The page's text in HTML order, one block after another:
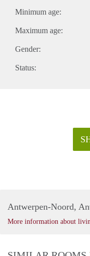
Minimum age:
Maximum age:
Gender:
Status:
Antwerpen-Noord,
More information about